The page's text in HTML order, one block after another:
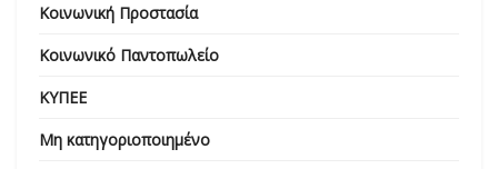
Κοινωνική Προστασία
Κοινωνικό Παντοπωλείο
ΚΥΠΕΕ
Μη κατηγοριοποιημένο